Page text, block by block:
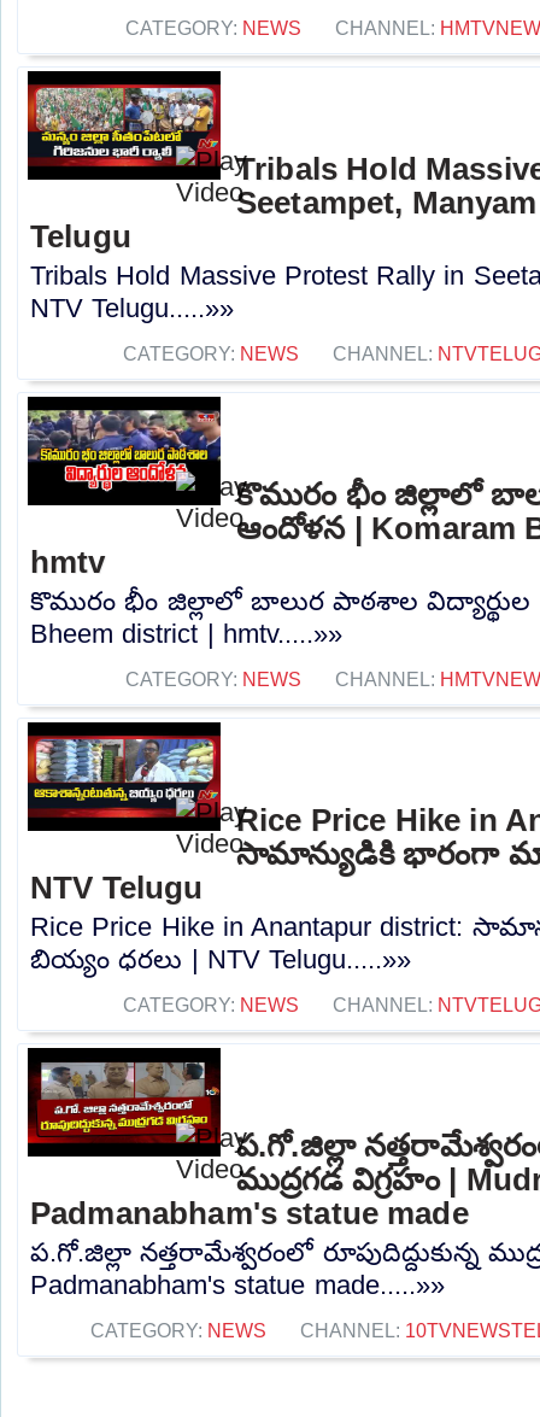
CATEGORY: NEWS CHANNEL:
Tribals Hold
Seetampet,
Telugu
Tribals Hold Massive Protest Rally in
NTV Telugu.....»»
CATEGORY: NEWS CHANNEL:
కొమురం భీం జిల్లాలో
ఆందోళన | Komaram
hmtv
కొమురం భీం జిల్లాలో బాలుర పాఠశాల విద్యార్థుల
Bheem district | hmtv.....»»
CATEGORY: NEWS CHANNEL:
Rice Price Hike in
సామాన్యుడికి భారంగా
NTV Telugu
Rice Price Hike in Anantapur district:
బియ్యం ధరలు | NTV Telugu.....»»
CATEGORY: NEWS CHANNEL:
ప.గో.జిల్లా
ముద్రగడ విగ్రహం |
Padmanabham's statue made
ప.గో.జిల్లా నత్తరామేశ్వరంలో రూపుదిద్దుకున్న
Padmanabham's statue made.....»»
CATEGORY: NEWS CHANNEL: